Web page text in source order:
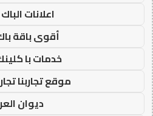
اعلانات
أقوى باقة
خدمات با كلينك
موقع تجاربنا
ديوان